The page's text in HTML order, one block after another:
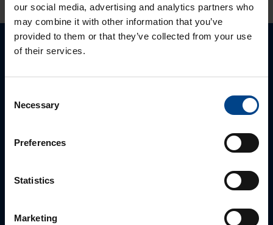
our social media, advertising and analytics partners who
may combine it with other information that you’ve
provided to them or that they’ve collected from your use
of their services.
Selection
Necessary
Preferences
Statistics
Marketing
Ota yhteyttä!
parhaan ratkaisun. Otathan yhtettä puhelimitse,